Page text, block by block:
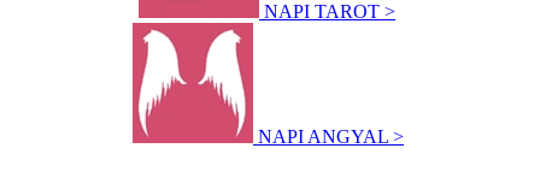
NAPI TAROT >
NAPI ANGYAL >